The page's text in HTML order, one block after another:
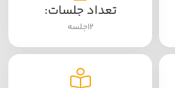
تعداد جلسات:
12جلسه